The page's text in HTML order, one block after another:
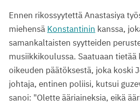
Ennen rikossyytettä Anastasiya
miehensä Konstantinin kanssa,
samankaltaisten syytteiden
musiikkikoulussa. Saatuaan tietää
oikeuden päätöksestä, joka koski
johtaja, entinen poliisi, kutsui
sanoi: "Olette ääriaineksia, eikä